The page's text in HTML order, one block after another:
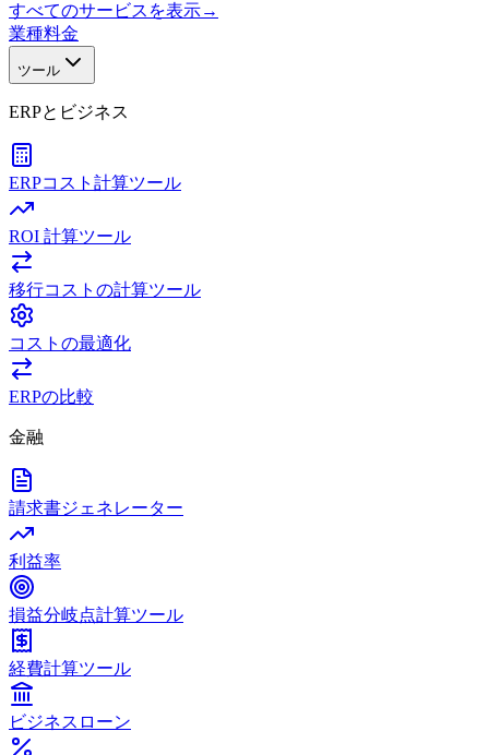
すべてのサービスを表示→
業種料金
ツール
ERPとビジネス
ERPコスト計算ツール
ROI 計算ツール
移行コストの計算ツール
コストの最適化
ERPの比較
金融
請求書ジェネレーター
利益率
損益分岐点計算ツール
経費計算ツール
ビジネスローン